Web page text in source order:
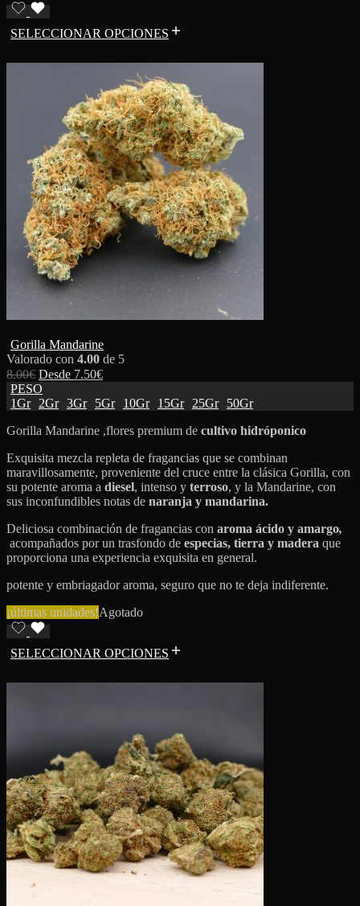
SELECCIONAR OPCIONES
Gorilla Mandarine
Valorado con 4.00 de 5
8.00€ Desde 7.50€
PESO
1Gr
2Gr 3Gr 5Gr 10Gr 15Gr 25Gr
50Gr
Gorilla Mandarine ,flores premium de cultivo hidróponico
Exquisita mezcla repleta de fragancias que se combinan
maravillosamente, proveniente del cruce entre la clásica Gorilla, con
su potente aroma a diesel, intenso y terroso, y la Mandarine, con
sus inconfundibles notas de naranja y mandarina.
Deliciosa combinación de fragancias con aroma ácido y amargo,
acompañados por un trasfondo de especias, tierra y madera que
proporciona una experiencia exquisita en general.
potente y embriagador aroma, seguro que no te deja indiferente.
¡últimas unidades!Agotado
SELECCIONAR OPCIONES